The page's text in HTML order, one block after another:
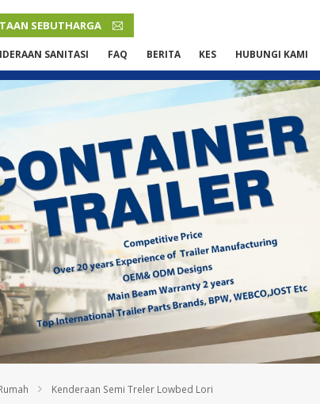
SEBUTHARGA
Русский язык
Español
Português
Malay
ภาษา
بالعربية
SANITASI FAQ BERITA KES HUBUNGI KAMI
Kenderaan Semi Treler Lowbed Lori